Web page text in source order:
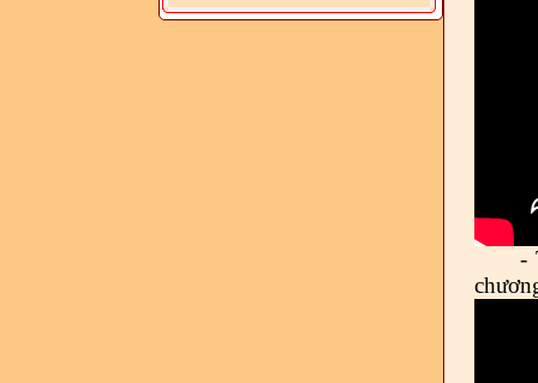
-